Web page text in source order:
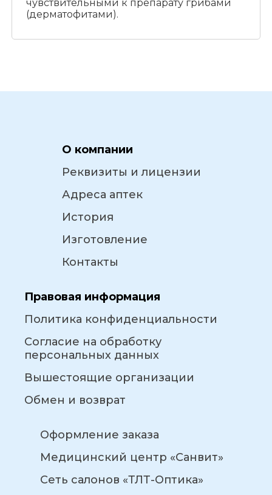
чувствительными к препарату грибами
(дерматофитами).
О компании
Реквизиты и лицензии
Адреса аптек
История
Изготовление
Контакты
Правовая информация
Политика конфиденциальности
Согласие на обработку
персональных данных
Вышестоящие организации
Обмен и возврат
Оформление заказа
Медицинский центр «Санвит»
Сеть салонов «ТЛТ-Оптика»